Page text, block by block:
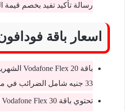
رسالة تأكيد تفيد بخصم قيمة
اسعار باقة
33 جنيه شامل الضرائب في مصر.